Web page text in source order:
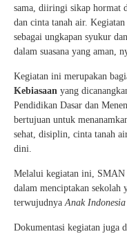
sama, diiringi sikap hormat
dan cinta tanah air.
sebagai ungkapan syukur
dalam suasana yang aman,
Kegiatan ini merupakan
Kebiasaan yang
Pendidikan Dasar dan
bertujuan untuk
sehat, disiplin, cinta tanah
dini.
Melalui kegiatan ini, SMAN
dalam menciptakan sekolah
terwujudnyaAnak
Dokumentasi kegiatan juga